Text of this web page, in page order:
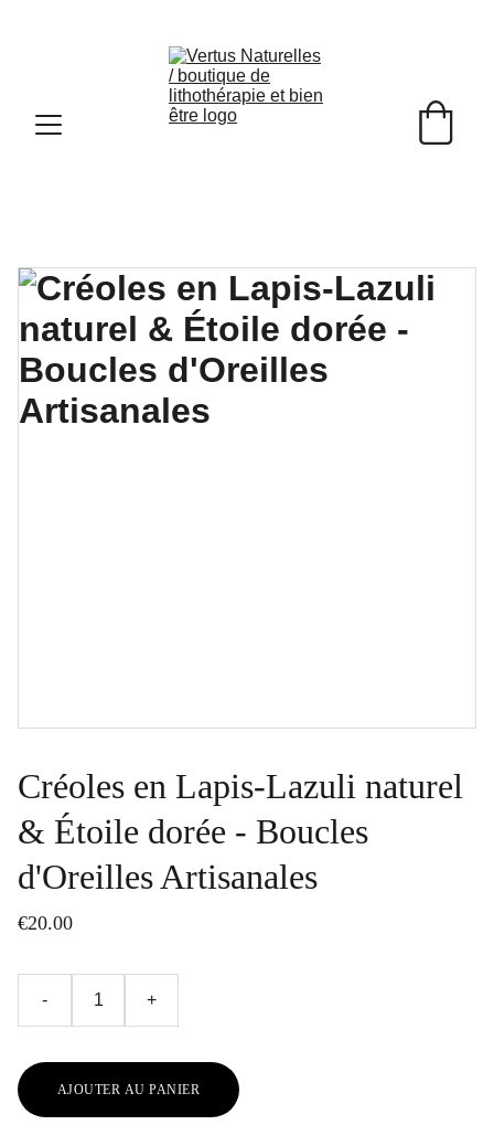
Créoles en Lapis-Lazuli naturel
& Étoile dorée - Boucles
d'Oreilles Artisanales
€20.00
- +
AJOUTER AU PANIER